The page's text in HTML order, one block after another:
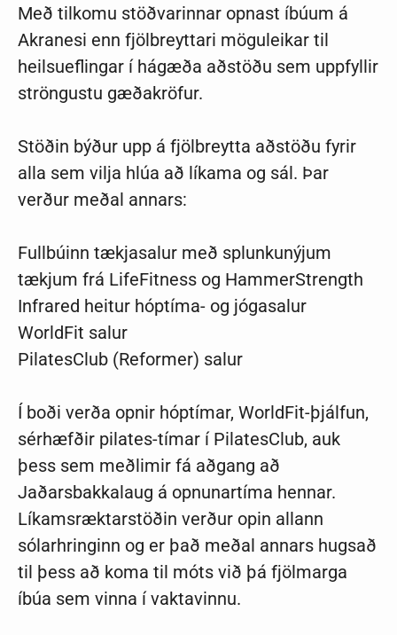
Með tilkomu stöðvarinnar opnast íbúum á
Akranesi enn fjölbreyttari möguleikar til
heilsueflingar í hágæða aðstöðu sem uppfyllir
ströngustu gæðakröfur.
Stöðin býður upp á fjölbreytta aðstöðu fyrir
alla sem vilja hlúa að líkama og sál. Þar
verður meðal annars:
Fullbúinn tækjasalur með splunkunýjum
tækjum frá LifeFitness og HammerStrength
Infrared heitur hóptíma- og jógasalur
WorldFit salur
PilatesClub (Reformer) salur
Í boði verða opnir hóptímar, WorldFit-þjálfun,
sérhæfðir pilates-tímar í PilatesClub, auk
þess sem meðlimir fá aðgang að
Jaðarsbakkalaug á opnunartíma hennar.
Líkamsræktarstöðin verður opin allann
sólarhringinn og er það meðal annars hugsað
til þess að koma til móts við þá fjölmarga
íbúa sem vinna í vaktavinnu.